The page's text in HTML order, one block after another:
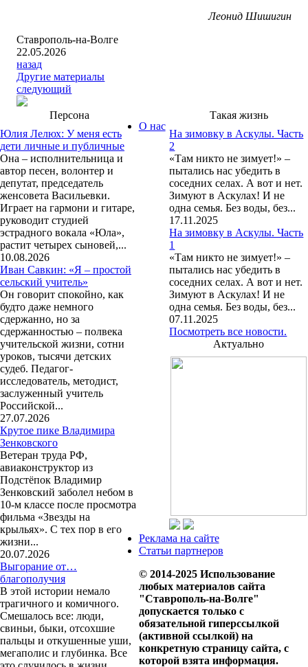
Леонид Шишигин
Ставрополь-на-Волге
22.05.2026
назад
Другие материалы
следующий
Персона
Юлия Лелюх: У меня есть
дети личные и публичные
Она – исполнительница и
автор песен, волонтер и
депутат, председатель
женсовета Васильевки.
Играет на гармони и гитаре,
руководит студией
эстрадного вокала «Юла»,
растит четырех сыновей,...
10.08.2026
Иван Савкин: «Я – простой
сельский учитель»
Он говорит спокойно, как
будто даже немного
сдержанно, но за
сдержанностью – полвека
учительской жизни, сотни
уроков, тысячи детских
судеб. Педагог-
исследователь, методист,
заслуженный учитель
Российской...
27.07.2026
Крутое пике Владимира
Зенковского
Ветеран труда РФ,
авиаконструктор из
Подстёпок Владимир
Зенковский заболел небом в
10-м классе после просмотра
фильма «Звезды на
крыльях». С тех пор в его
жизни...
20.07.2026
Выгорание от…
благополучия
В этой истории немало
трагичного и комичного.
Смешалось все: люди,
свиньи, быки, отсохшие
пальцы и откушенные уши,
мегаполис и глубинка. Все
Такая жизнь
На зимовку в Аскулы. Часть
2
«Там никто не зимует!» –
пытались нас убедить в
соседних селах. А вот и нет.
Зимуют в Аскулах! И не
одна семья. Без воды, без...
17.11.2025
На зимовку в Аскулы. Часть
1
«Там никто не зимует!» –
пытались нас убедить в
соседних селах. А вот и нет.
Зимуют в Аскулах! И не
одна семья. Без воды, без...
07.11.2025
Посмотреть все новости.
Актуально
О нас
Реклама на сайте
Статьи партнеров
© 2014-2025 Использование
любых материалов сайта
"Ставрополь-на-Волге"
допускается только с
обязательной гиперссылкой
(активной ссылкой) на
конкретную страницу сайта, с
которой взята информация.